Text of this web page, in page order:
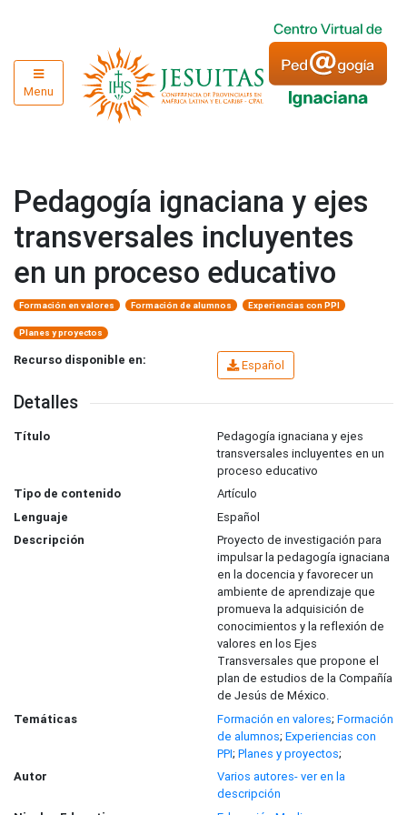
Menu
Pedagogía ignaciana y ejes
transversales incluyentes
en un proceso educativo
Formación en valores Formación de alumnos Experiencias con PPI
Planes y proyectos
Recurso disponible en: Español
Detalles
Título
Pedagogía ignaciana y ejes
transversales incluyentes en un
proceso educativo
Tipo de contenido
Artículo
Lenguaje
Español
Descripción
Proyecto de investigación para
impulsar la pedagogía ignaciana
en la docencia y favorecer un
ambiente de aprendizaje que
promueva la adquisición de
conocimientos y la reflexión de
valores en los Ejes
Transversales que propone el
plan de estudios de la Compañía
de Jesús de México.
Temáticas
Formación en valores; Formación
de alumnos; Experiencias con
PPI; Planes y proyectos;
Autor
Varios autores- ver en la
descripción